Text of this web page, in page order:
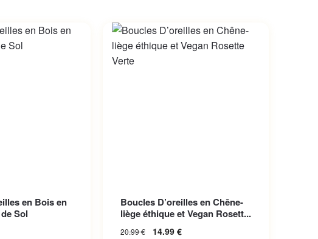
en Bois en
Solêtre choisies
Boucles D’oreilles en Chêne-
liège éthique et Vegan Rosett...
20.99€ 14.99 €